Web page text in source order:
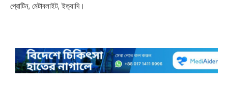
প্রোটিন, মেটাবলাইট, ইত্যাদি।